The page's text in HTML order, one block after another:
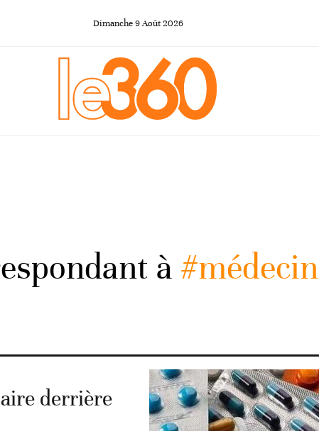
Dimanche 9Août 2026
à #médecin
derrière